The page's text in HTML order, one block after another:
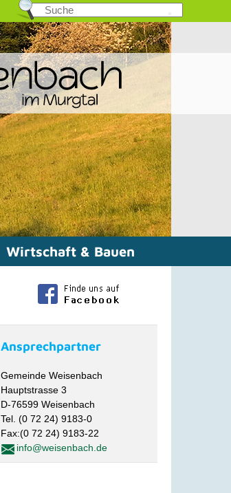
Wirtschaft & Bauen
Ansprechpartner
Gemeinde Weisenbach
Hauptstrasse 3
D-76599 Weisenbach
Tel. (0 72 24) 9183-0
Fax:(0 72 24) 9183-22
info@weisenbach.de